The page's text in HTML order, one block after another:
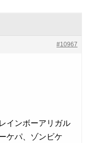
#10967
インボーアリガル
ケパ、ゾンビケ